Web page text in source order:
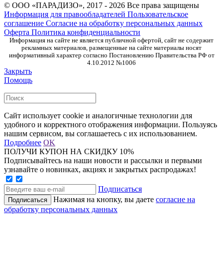
© ООО «ПАРАДИЗО», 2017 - 2026 Все права защищены
Информация для правообладателей Пользовательское
соглашение Согласие на обработку персональных данных
Оферта Политика конфиденциальности
Информация на сайте не является публичной офертой, сайт не содержит
рекламных материалов, размещенные на сайте материалы носят
информативный характер согласно Постановлению Правительства РФ от
4.10.2012 №1006
Закрыть
Помощь
Сайт использует cookie и аналогичные технологии для
удобного и корректного отображения информации. Пользуясь
нашим сервисом, вы соглашаетесь с их использованием.
Подробнее OK
ПОЛУЧИ КУПОН НА СКИДКУ 10%
Подписывайтесь на наши новости и рассылки и первыми
узнавайте о новинках, акциях и закрытых распродажах!
Подписаться
Нажимая на кнопку, вы даете согласие на
обработку персональных данных